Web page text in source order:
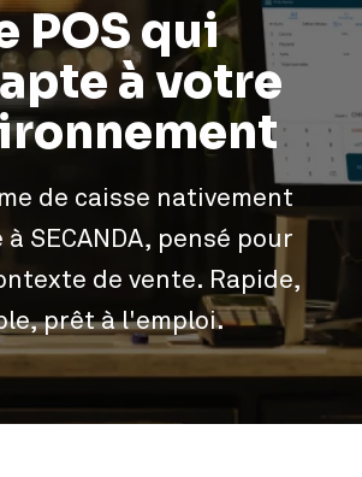
POS qui
à votre
de caisse nativement
SECANDA, pensé pour
de vente. Rapide,
prêt à l'emploi.